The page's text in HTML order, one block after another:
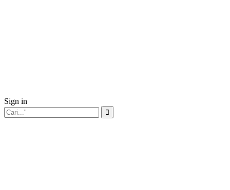
Sign in